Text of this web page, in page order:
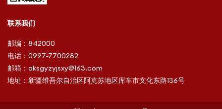
联系我们
邮编： 842000
电话： 0997-7700282
邮箱： aksgyzyjsxy@163.com
地址： 新疆维吾尔自治区阿克苏地区库车市文化东路136号